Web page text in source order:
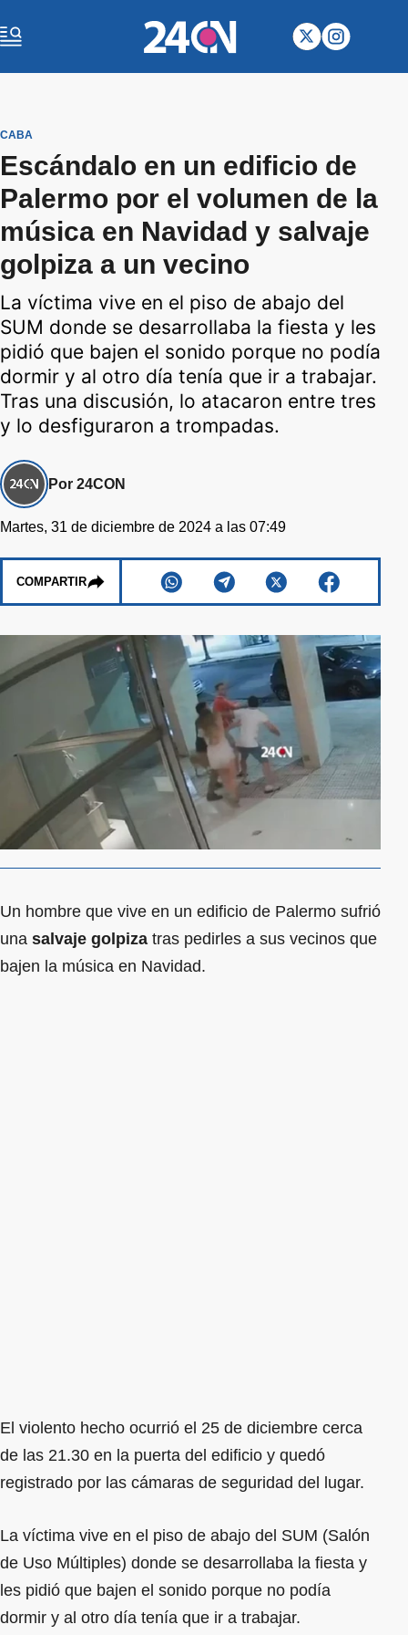
CABA
Escándalo en un edificio de
Palermo por el volumen de la
música en Navidad y salvaje
golpiza a un vecino
La víctima vive en el piso de abajo del
SUM donde se desarrollaba la fiesta y les
pidió que bajen el sonido porque no podía
dormir y al otro día tenía que ir a trabajar.
Tras una discusión, lo atacaron entre tres
y lo desfiguraron a trompadas.
Por 24CON
Martes, 31 de diciembre de 2024 a las 07:49
COMPARTIR
Un hombre que vive en un edificio de Palermo sufrió
una salvaje golpiza tras pedirles a sus vecinos que
bajen la música en Navidad.
El violento hecho ocurrió el 25 de diciembre cerca
de las 21.30 en la puerta del edificio y quedó
registrado por las cámaras de seguridad del lugar.
La víctima vive en el piso de abajo del SUM (Salón
de Uso Múltiples) donde se desarrollaba la fiesta y
les pidió que bajen el sonido porque no podía
dormir y al otro día tenía que ir a trabajar.